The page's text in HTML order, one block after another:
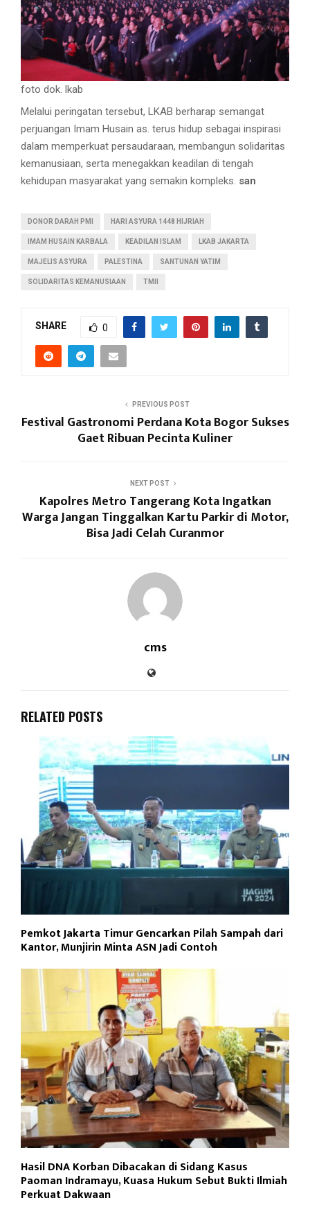
foto dok. lkab
Melalui peringatan tersebut, LKAB berharap semangat
perjuangan Imam Husain as. terus hidup sebagai inspirasi
dalam memperkuat persaudaraan, membangun solidaritas
kemanusiaan, serta menegakkan keadilan di tengah
kehidupan masyarakat yang semakin kompleks. san
DONOR DARAH PMI HARI ASYURA 1448 HIJRIAH
IMAM HUSAIN KARBALA KEADILAN ISLAM LKAB JAKARTA
MAJELIS ASYURA PALESTINA SANTUNAN YATIM
SOLIDARITAS KEMANUSIAAN TMII
SHARE 0
PREVIOUS POST
Festival Gastronomi Perdana Kota Bogor Sukses
Gaet Ribuan Pecinta Kuliner
NEXT POST
Kapolres Metro Tangerang Kota Ingatkan
Warga Jangan Tinggalkan Kartu Parkir di Motor,
Bisa Jadi Celah Curanmor
cms
RELATED POSTS
Pemkot Jakarta Timur Gencarkan Pilah Sampah dari
Kantor, Munjirin Minta ASN Jadi Contoh
Hasil DNA Korban Dibacakan di Sidang Kasus
Paoman Indramayu, Kuasa Hukum Sebut Bukti Ilmiah
Perkuat Dakwaan